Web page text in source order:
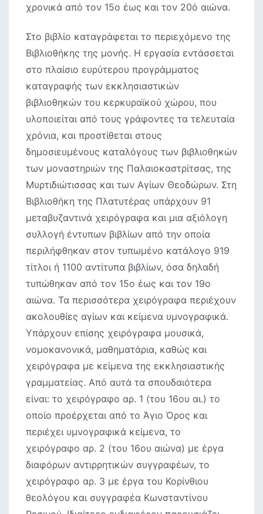
χρονικά από τον 15ο έως και τον 20ό αιώνα.
Στo βιβλίο καταγράφεται το περιεχόμενο της
Βιβλιοθήκης της μονής. Η εργασία εντάσσεται
στο πλαίσιο ευρύτερου προγράμματος
καταγραφής των εκκλησιαστικών
βιβλιοθηκών του κερκυραϊκού χώρου, που
υλοποιείται από τους γράφοντες τα τελευταία
χρόνια, και προστίθεται στους
δημοσιευμένους καταλόγους των βιβλιοθηκών
των μοναστηριών της Παλαιοκαστρίτσας, της
Μυρτιδιώτισσας και των Αγίων Θεοδώρων. Στη
Βιβλιοθήκη της Πλατυτέρας υπάρχουν 91
μεταβυζαντινά χειρόγραφα και μια αξιόλογη
συλλογή έντυπων βιβλίων από την οποία
περιλήφθηκαν στον τυπωμένο κατάλογο 919
τίτλοι ή 1100 αντίτυπα βιβλίων, όσα δηλαδή
τυπώθηκαν από τον 15ο έως και τον 19ο
αιώνα. Τα περισσότερα χειρόγραφα περιέχουν
ακολουθίες αγίων και κείμενα υμνογραφικά.
Υπάρχουν επίσης χειρόγραφα μουσικά,
νομοκανονικά, μαθηματάρια, καθώς και
χειρόγραφα με κείμενα της εκκλησιαστικής
γραμματείας. Από αυτά τα σπουδαιότερα
είναι: το χειρόγραφο αρ. 1 (του 16ου αι.) το
οποίο προέρχεται από το Άγιο Όρος και
περιέχει υμνογραφικά κείμενα, το
χειρόγραφο αρ. 2 (του 16ου αιώνα) με έργα
διαφόρων αντιρρητικών συγγραφέων, το
χειρόγραφο αρ. 3 με έργα του Κορίνθιου
θεολόγου και συγγραφέα Κωνσταντίνου